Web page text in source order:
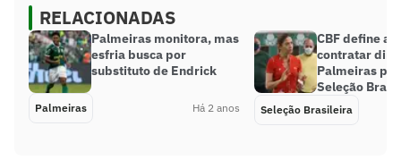
RELACIONADAS
Palmeiras monitora, mas
esfria busca por
substituto de Endrick
Palmeiras Há 2 anos
CBF define
contratar
Palmeiras
Seleção
Seleção Brasileira